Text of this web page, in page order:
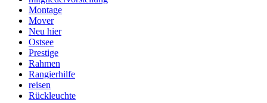
Montage
Mover
Neu hier
Ostsee
Prestige
Rahmen
Rangierhilfe
reisen
Rückleuchte